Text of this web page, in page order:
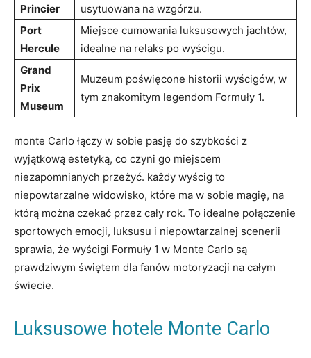
⁢Princier
usytuowana na wzgórzu.
Port
Hercule
Miejsce cumowania luksusowych jachtów,
⁤idealne ​na relaks po wyścigu.
Grand
Prix
Museum
Muzeum poświęcone ⁤historii wyścigów, w
tym znakomitym legendom Formuły 1.
monte Carlo łączy w sobie pasję do szybkości z
wyjątkową ​estetyką, co ⁤czyni go miejscem
niezapomnianych przeżyć. ‍każdy wyścig to
niepowtarzalne ⁤widowisko, które ma w ​sobie magię, ⁢na
którą można czekać przez ⁤cały rok. ⁢To ⁢idealne połączenie⁢
sportowych emocji, luksusu i niepowtarzalnej scenerii
sprawia, że wyścigi Formuły 1⁤ w Monte Carlo ‍są
prawdziwym świętem dla fanów⁤ motoryzacji na całym⁣
świecie.
Luksusowe hotele Monte Carlo